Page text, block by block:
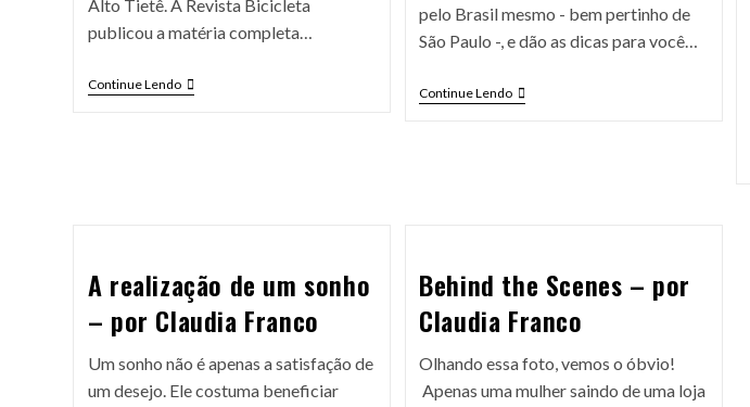
Alto Tietê. A Revista Bicicleta
publicou a matéria completa…
Continue Lendo
pelo Brasil mesmo - bem pertinho de
São Paulo -, e dão as dicas para você…
Continue Lendo
A realização de um sonho
– por Claudia Franco
Um sonho não é apenas a satisfação de
um desejo. Ele costuma beneficiar
Behind the Scenes – por
Claudia Franco
Olhando essa foto, vemos o óbvio!
Apenas uma mulher saindo de uma loja